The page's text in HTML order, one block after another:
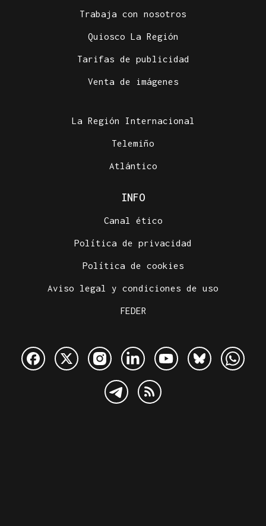
Trabaja con nosotros
Quiosco La Región
Tarifas de publicidad
Venta de imágenes
La Región Internacional
Telemiño
Atlántico
INFO
Canal ético
Política de privacidad
Política de cookies
Aviso legal y condiciones de uso
FEDER